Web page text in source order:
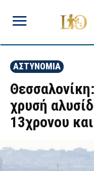
ΑΣΤΥΝΟΜΙΑ
χρυσή
13χρονου